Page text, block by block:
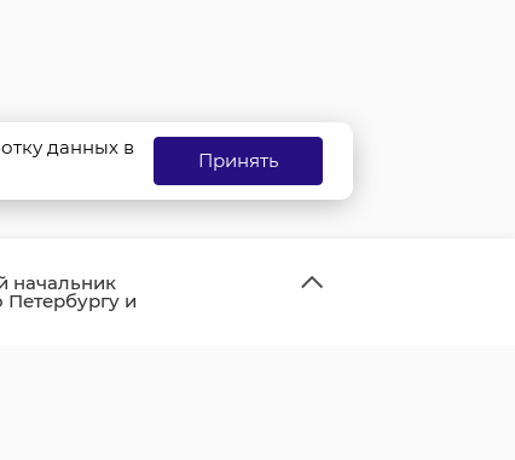
начальник
и
данных в
Принять